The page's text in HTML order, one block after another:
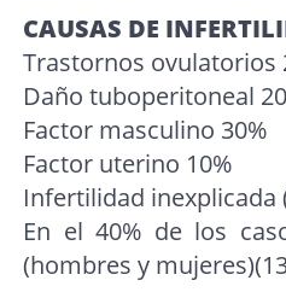
CAUSAS DE
Trastornos ovulatorios
Daño tuboperitoneal
Factor masculino 30%
Factor uterino 10%
Infertilidad inexplicada
En el 40% de los
(hombres y